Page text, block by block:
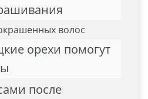
волос
орехи помогут
после